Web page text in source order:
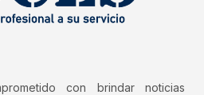
con brindar noticias